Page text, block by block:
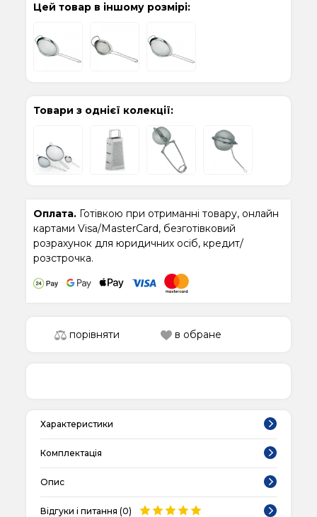
Цей товар в іншому розмірі:
Товари з однієї колекції:
Оплата. Готівкою при отриманні товару, онлайн
картами Visa/MasterCard, безготівковий
розрахунок для юридичних осіб, кредит/
розстрочка.
порівняти в обране
Характеристики
Комплектація
Опис
Відгуки і питання (0)